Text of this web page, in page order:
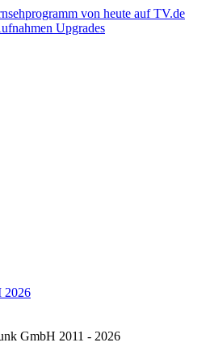
Upgrades
2026
GmbH 2011 - 2026